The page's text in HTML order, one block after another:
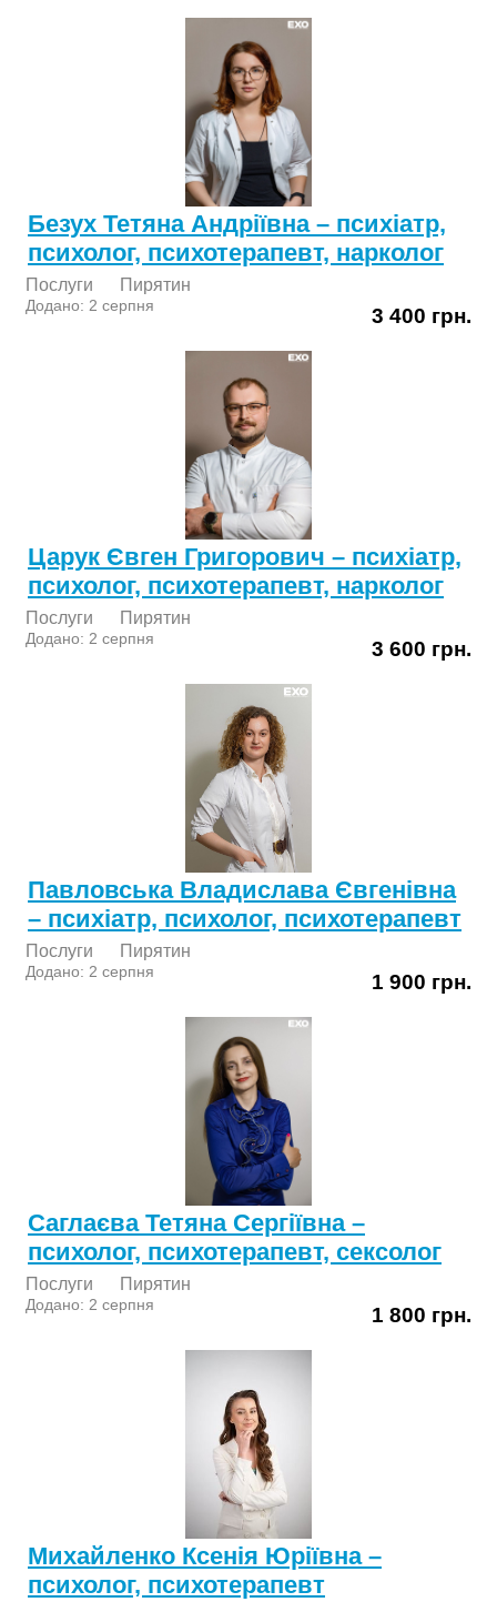
Безух Тетяна Андріївна – психіатр,
психолог, психотерапевт, нарколог
Послуги Пирятин
Додано: 2 серпня 3 400 грн.
Царук Євген Григорович – психіатр,
психолог, психотерапевт, нарколог
Послуги Пирятин
Додано: 2 серпня 3 600 грн.
Павловська Владислава Євгенівна
– психіатр, психолог, психотерапевт
Послуги Пирятин
Додано: 2 серпня 1 900 грн.
Саглаєва Тетяна Сергіївна –
психолог, психотерапевт, сексолог
Послуги Пирятин
Додано: 2 серпня 1 800 грн.
Михайленко Ксенія Юріївна –
психолог, психотерапевт